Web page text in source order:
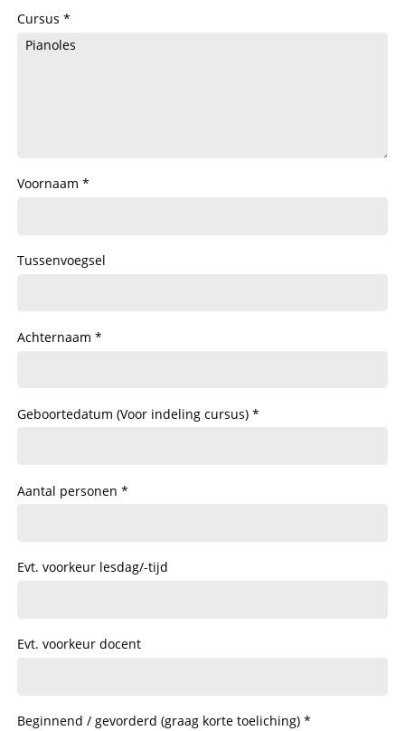
Cursus
Voornaam
Tussenvoegsel
Achternaam
Geboortedatum (Voor indeling cursus)
Aantal personen
Evt. voorkeur lesdag/-tijd
Evt. voorkeur docent
Beginnend / gevorderd (graag korte toeliching)